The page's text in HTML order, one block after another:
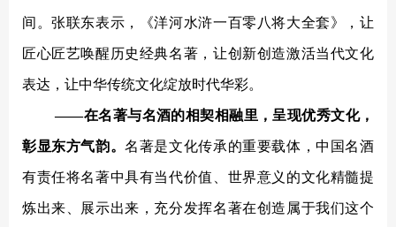
间。张联东表示，《洋河水浒一百零八将大全套》，让
匠心匠艺唤醒历史经典名著，让创新创造激活当代文化
表达，让中华传统文化绽放时代华彩。
——在名著与名酒的相契相融里，呈现优秀文化，
彰显东方气韵。名著是文化传承的重要载体，中国名酒
有责任将名著中具有当代价值、世界意义的文化精髓提
炼出来、展示出来，充分发挥名著在创造属于我们这个